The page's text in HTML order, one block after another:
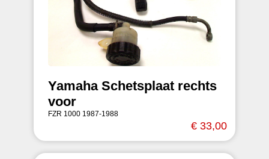
Yamaha Schetsplaat rechts
voor
FZR 1000 1987-1988
€ 33,00